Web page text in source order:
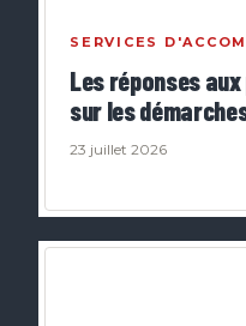
SERVICES
Les réponses
sur les
23 juillet 2026